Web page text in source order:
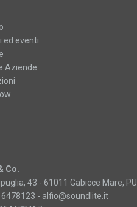
ed eventi
Aziende
Co.
43 - 61011 Gabicce Mare, PU
- alfio@soundlite.it